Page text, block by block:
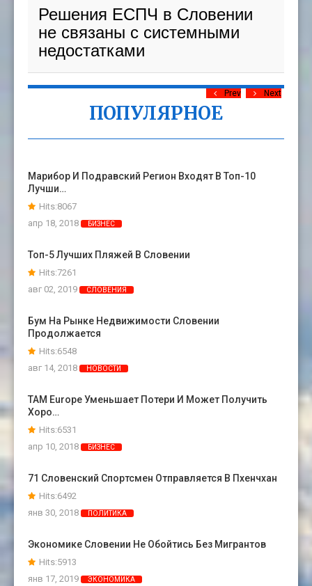
Решения ЕСПЧ в Словении
не связаны с системными
недостатками
ПОПУЛЯРНОЕ
Prev Next
Марибор И Подравский Регион Входят В Топ-10
Лучши…
Hits:8067
апр 18, 2018
БИЗНЕС
Топ-5 Лучших Пляжей В Словении
Hits:7261
авг 02, 2019
СЛОВЕНИЯ
Бум На Рынке Недвижимости Словении
Продолжается
Hits:6548
авг 14, 2018
НОВОСТИ
TAM Europe Уменьшает Потери И Может Получить
Хоро…
Hits:6531
апр 10, 2018
БИЗНЕС
71 Словенский Спортсмен Отправляется В Пхенчхан
Hits:6492
янв 30, 2018
ПОЛИТИКА
Экономике Словении Не Обойтись Без Мигрантов
Hits:5913
янв 17, 2019
ЭКОНОМИКА